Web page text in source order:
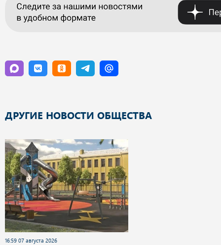
ДРУГИЕ НОВОСТИ ОБЩЕСТВА
16:59 07 августа 2026